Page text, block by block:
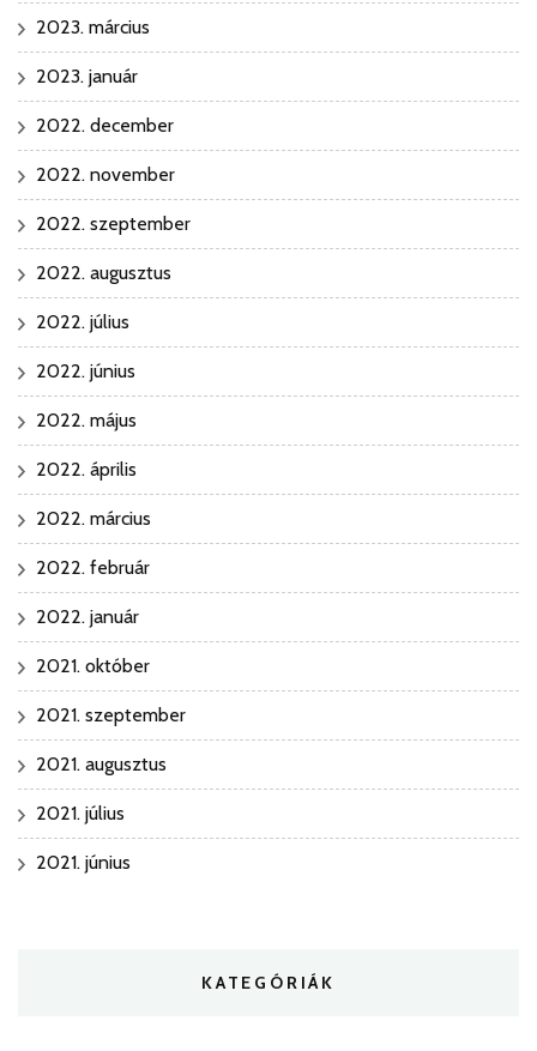
2023. március
2023. január
2022. december
2022. november
2022. szeptember
2022. augusztus
2022. július
2022. június
2022. május
2022. április
2022. március
2022. február
2022. január
2021. október
2021. szeptember
2021. augusztus
2021. július
2021. június
KATEGÓRIÁK